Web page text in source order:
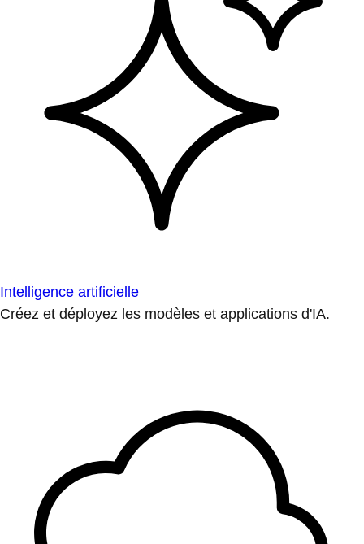
Intelligence artificielle
Créez et déployez les modèles et applications d'IA.